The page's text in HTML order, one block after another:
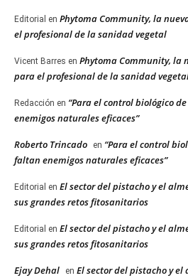
Editorial en Phytoma Community, la
el profesional de la sanidad vegetal
Vicent Barres en Phytoma Community,
para el profesional de la sanidad
Redacción en “Para el control biológico
enemigos naturales eficaces”
Roberto Trincado en “Para el control
faltan enemigos naturales eficaces”
Editorial en El sector del pistacho y el
sus grandes retos fitosanitarios
Editorial en El sector del pistacho y el
sus grandes retos fitosanitarios
Ejay Dehal en El sector del pistacho y